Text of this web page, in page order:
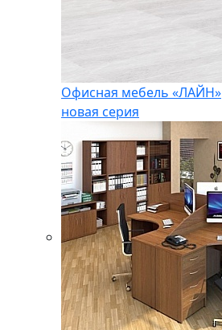
Офисная мебель «ЛАЙН»
новая серия